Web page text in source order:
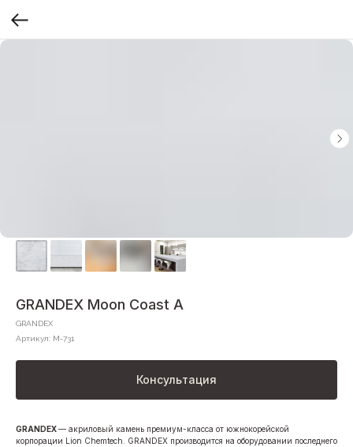
GRANDEX Moon Coast A
GRANDEX
Артикул: M-731
Консультация
GRANDEX— акриловый камень премиум-класса от южнокорейской
корпорации Lion Chemtech. GRANDEX производится на оборудовании последнего